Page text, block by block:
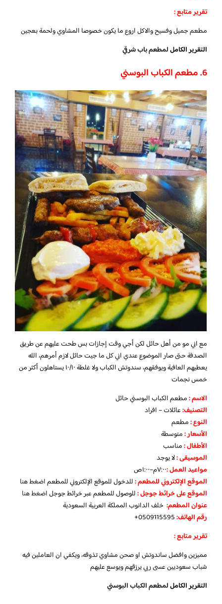
تقرير متابع :
مطعم جميل وفسيح والاكل اروع ما يكون خصوصا المشاوي ولحمة بعجين
التقرير الكامللمطعم باب شرقي
6. مطعم الكباب البوسني
مع اني مو من أهل حائل لكن أجي وقت إجازات بس طحت عليهم عن طريق
الصدفة حتى صار الموضوع عندي اني كل ما جيت حائل لازم أمرهم، الله
يعطيهم العافية ويوفقهم، سندوتش الكباب ولا غلطة ١٠/١٠ يستاهلون أكثر من
خمس نجمات
الاسم :مطعم الكباب البوسني حائل
التصنيف:عائلات – افراد
النوع :مطعم
الأسعار:متوسطة
الأطفال:مناسب
الموسيقى :لا يوجد
مواعيد العمل :٧:٠٠م–١:٠٠ص
الموقع الإلكتروني للمطعم:للدخول للموقع الإلكتروني للمطعماضغط هنا
الموقع على خرائط جوجل:للوصول للمطعم عبر خرائط جوجلاضغط هنا
عنوان المطعم: خلف الدانوب المملكة العربية السعودية
رقم الهاتف:
تقرير متابع :
مميزين وافضل ساندوتش او صحن مشاوي تذوقه، ويكفي ان العاملين فيه
شباب سعوديين عسى ربي يرزقهم ويوسع عليهم
التقرير الكامللمطعم الكباب البوسني